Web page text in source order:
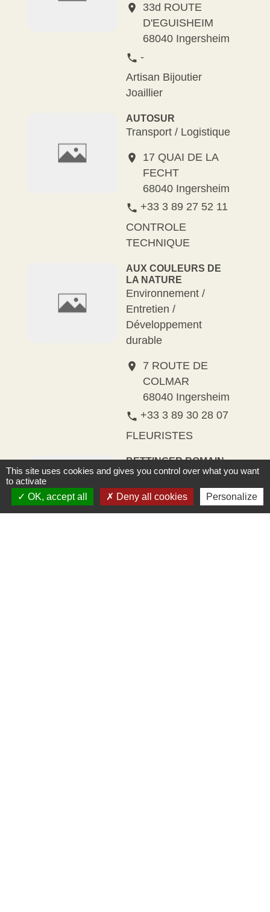
location_on
33d ROUTE
D'EGUISHEIM
68040 Ingersheim
phone -
Artisan Bijoutier
Joaillier
AUTOSUR
Transport / Logistique
location_on
17 QUAI DE LA
FECHT
68040 Ingersheim
phone +33 3 89 27 52 11
CONTROLE
TECHNIQUE
AUX COULEURS DE
LA NATURE
Environnement /
Entretien /
Développement
durable
location_on
7 ROUTE DE
COLMAR
68040 Ingersheim
phone +33 3 89 30 28 07
FLEURISTES
BETTINGER ROMAIN
ET FILS
Artisanat / Métiers
d’art / Antiquités
This site uses cookies and gives you control over what you want
to activate
OK, accept all
Deny all cookies Personalize